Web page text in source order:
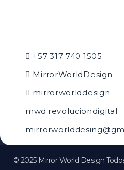
+57 317 740 1505
MirrorWorldDesign
mirrorworlddesign
mwd.revoluciondigital
© 2025 Mirror World Design